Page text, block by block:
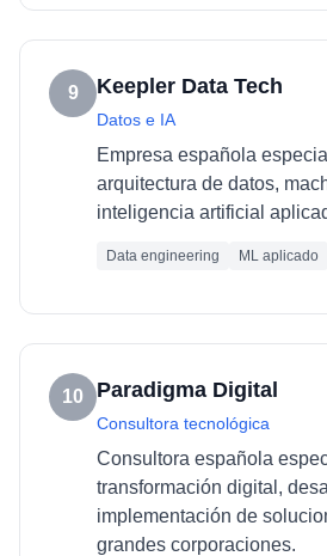
9 Keepler Data Tech
Datos e IA
Empresa española
arquitectura de datos,
inteligencia artificial
Data engineering ML aplicado
10 Paradigma Digital
Consultora tecnológica
Consultora española
transformación digital,
implementación de
grandes corporaciones.